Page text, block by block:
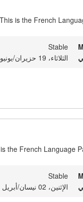
This is the French
Stable
الثلاثاء، 19 حزيران/يونيو 2012 23:00
the French Language
Stable
الإثنين، 02 نيسان/أبريل 2012 23:00